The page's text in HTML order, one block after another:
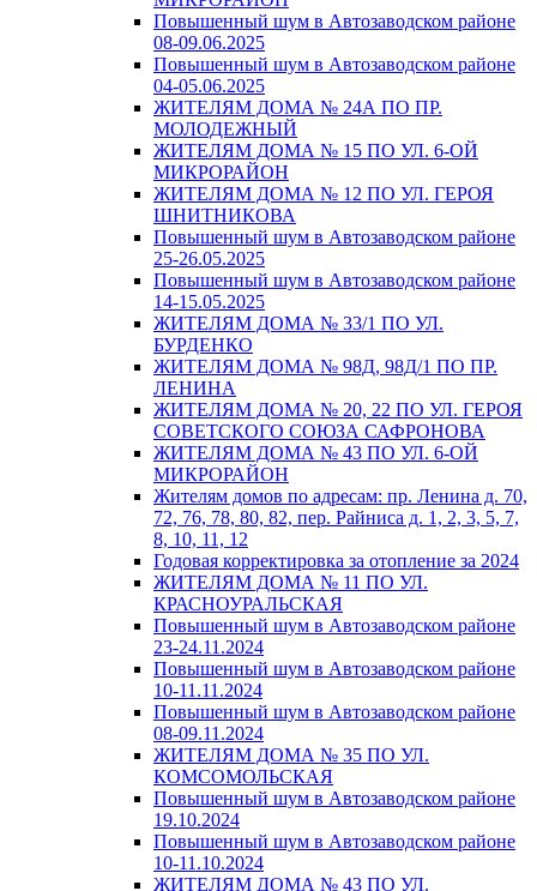
Повышенный шум в Автозаводском районе
08-09.06.2025
Повышенный шум в Автозаводском районе
04-05.06.2025
ЖИТЕЛЯМ ДОМА № 24А ПО ПР.
МОЛОДЕЖНЫЙ
ЖИТЕЛЯМ ДОМА № 15 ПО УЛ. 6-ОЙ
МИКРОРАЙОН
ЖИТЕЛЯМ ДОМА № 12 ПО УЛ. ГЕРОЯ
ШНИТНИКОВА
Повышенный шум в Автозаводском районе
25-26.05.2025
Повышенный шум в Автозаводском районе
14-15.05.2025
ЖИТЕЛЯМ ДОМА № 33/1 ПО УЛ.
БУРДЕНКО
ЖИТЕЛЯМ ДОМА № 98Д, 98Д/1 ПО ПР.
ЛЕНИНА
ЖИТЕЛЯМ ДОМА № 20, 22 ПО УЛ. ГЕРОЯ
СОВЕТСКОГО СОЮЗА САФРОНОВА
ЖИТЕЛЯМ ДОМА № 43 ПО УЛ. 6-ОЙ
МИКРОРАЙОН
Жителям домов по адресам: пр. Ленина д. 70,
72, 76, 78, 80, 82, пер. Райниса д. 1, 2, 3, 5, 7,
8, 10, 11, 12
Годовая корректировка за отопление за 2024
ЖИТЕЛЯМ ДОМА № 11 ПО УЛ.
КРАСНОУРАЛЬСКАЯ
Повышенный шум в Автозаводском районе
23-24.11.2024
Повышенный шум в Автозаводском районе
10-11.11.2024
Повышенный шум в Автозаводском районе
08-09.11.2024
ЖИТЕЛЯМ ДОМА № 35 ПО УЛ.
КОМСОМОЛЬСКАЯ
Повышенный шум в Автозаводском районе
19.10.2024
Повышенный шум в Автозаводском районе
10-11.10.2024
ЖИТЕЛЯМ ДОМА № 43 ПО УЛ.